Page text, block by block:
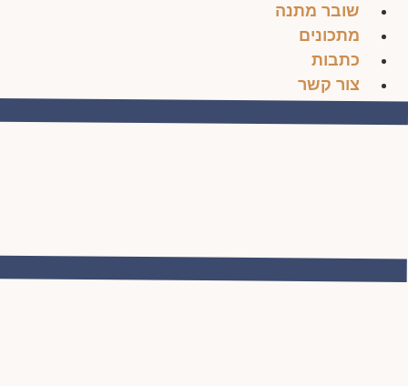
שובר מתנה
מתכונים
כתבות
צור קשר